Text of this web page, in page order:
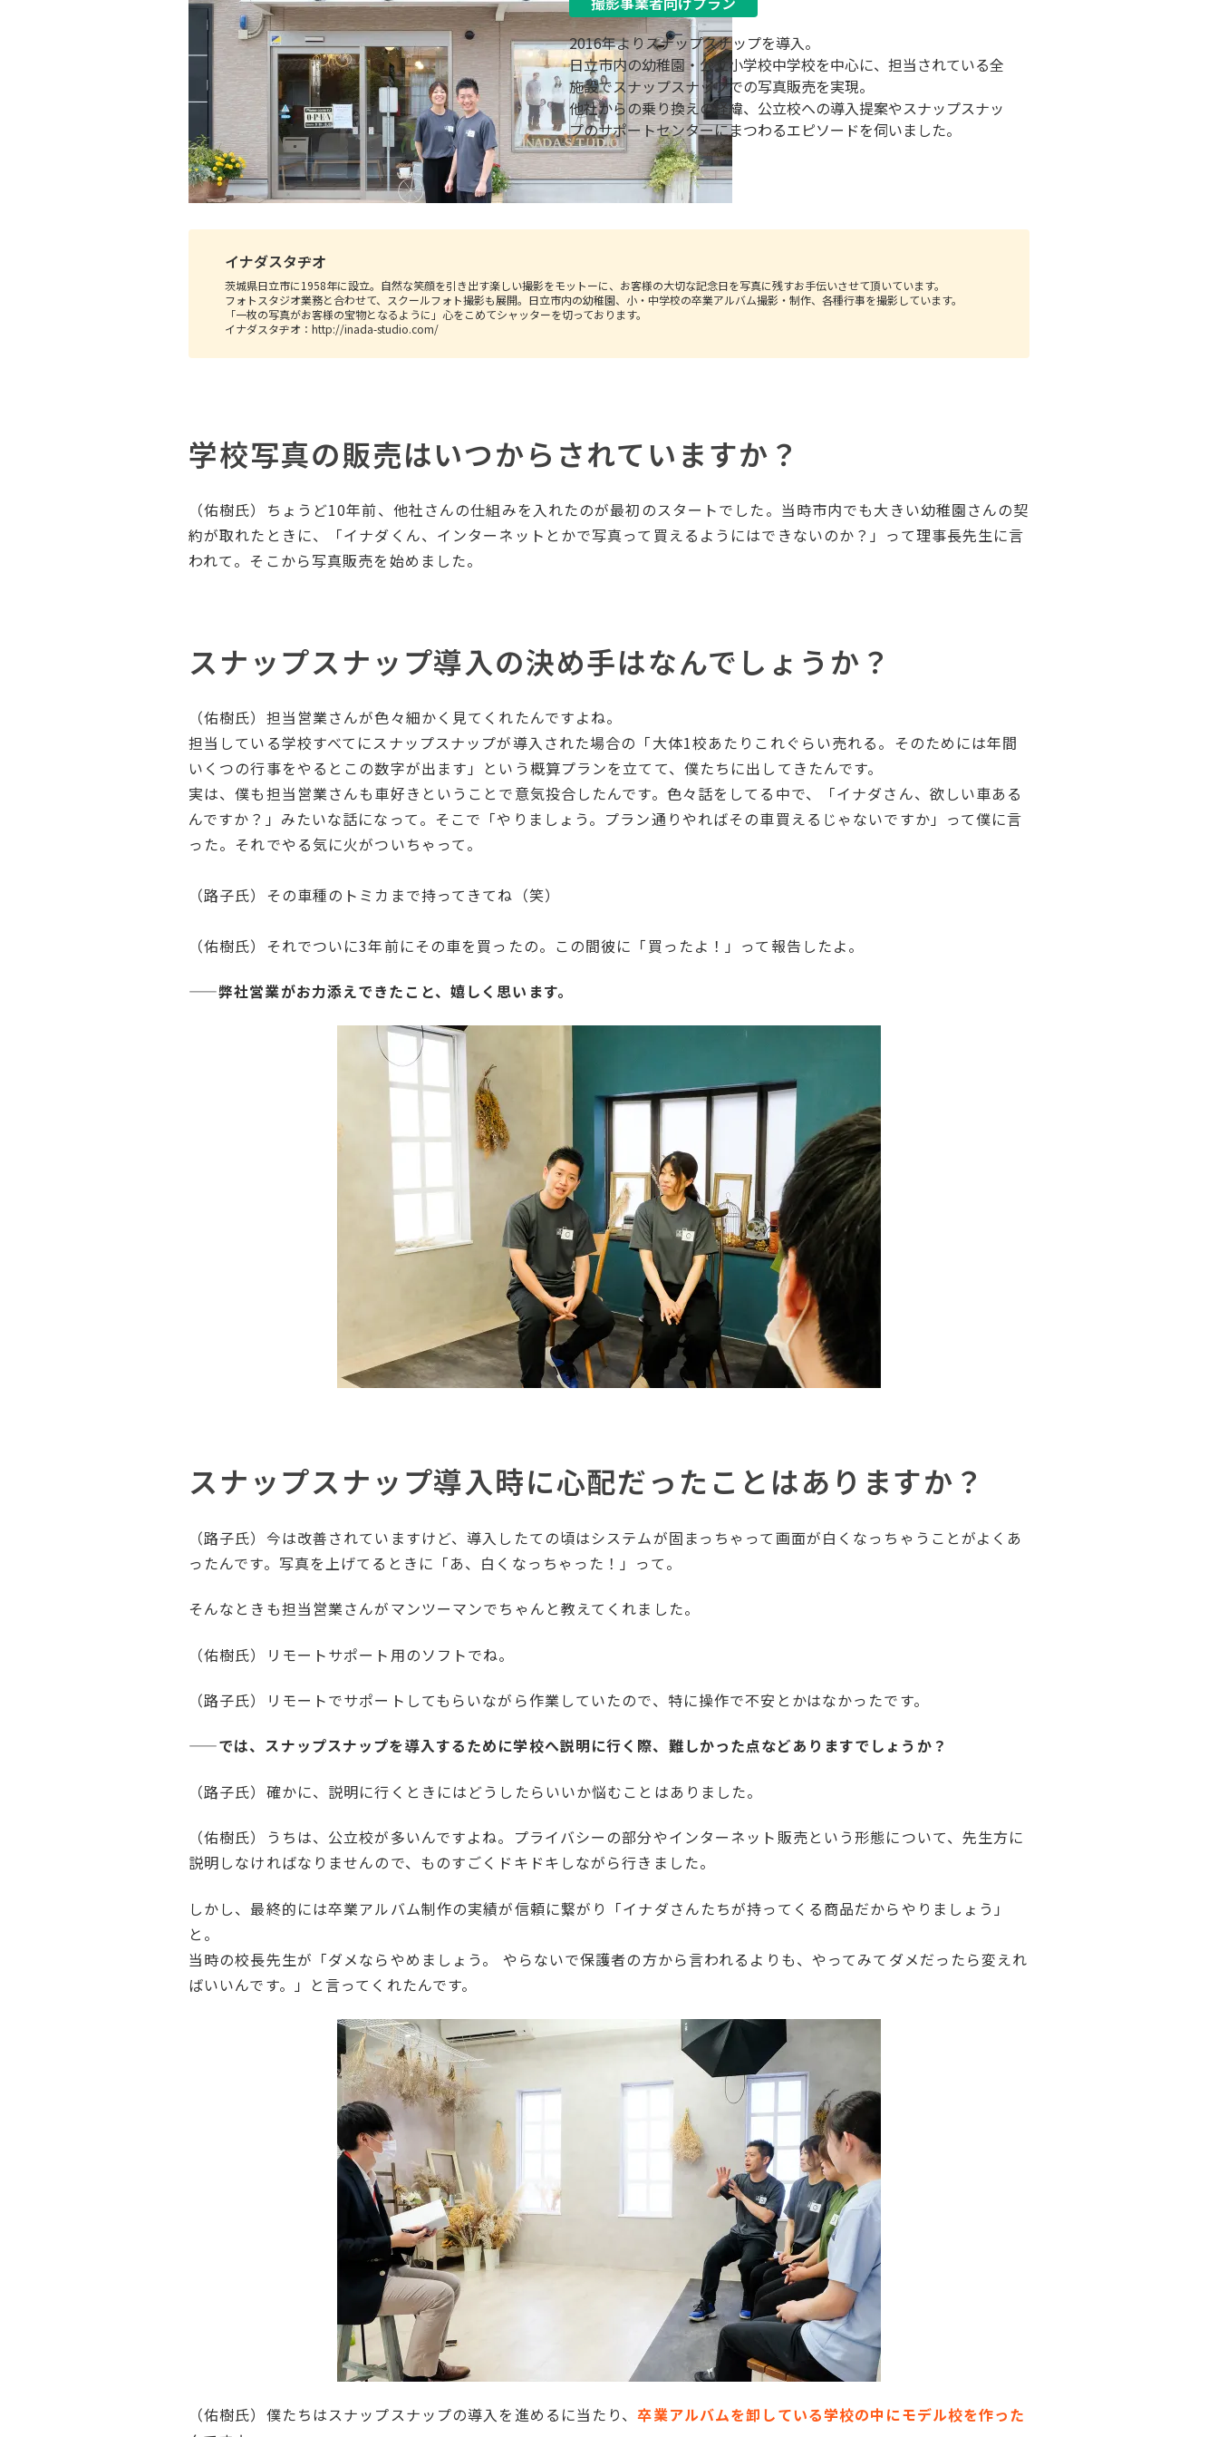
2016年よりスナップスナップを導入。
日立市内の幼稚園・公立小学校中学校を中心に、担当されている全
施設でスナップスナップでの写真販売を実現。
他社からの乗り換えの経緯、公立校への導入提案やスナップスナッ
プのサポートセンターにまつわるエピソードを伺いました。
イナダスタヂオ
茨城県日立市に1958年に設立。自然な笑顔を引き出す楽しい撮影をモットーに、お客様の大切な記念日を写真に残すお手伝いさせて頂いています。
フォトスタジオ業務と合わせて、スクールフォト撮影も展開。日立市内の幼稚園、小・中学校の卒業アルバム撮影・制作、各種行事を撮影しています。
「一枚の写真がお客様の宝物となるように」心をこめてシャッターを切っております。
イナダスタヂオ： http://inada-studio.com/
学校写真の販売はいつからされていますか？
（佑樹氏）ちょうど10年前、他社さんの仕組みを入れたのが最初のスタートでした。当時市内でも大きい幼稚園さんの契
約が取れたときに、「イナダくん、インターネットとかで写真って買えるようにはできないのか？」って理事長先生に言
われて。そこから写真販売を始めました。
スナップスナップ導入の決め手はなんでしょうか？
（佑樹氏）担当営業さんが色々細かく見てくれたんですよね。
担当している学校すべてにスナップスナップが導入された場合の「大体1校あたりこれぐらい売れる。そのためには年間
いくつの行事をやるとこの数字が出ます」という概算プランを立てて、僕たちに出してきたんです。
実は、僕も担当営業さんも車好きということで意気投合したんです。色々話をしてる中で、「イナダさん、欲しい車ある
んですか？」みたいな話になって。そこで「やりましょう。プラン通りやればその車買えるじゃないですか」って僕に言
った。それでやる気に火がついちゃって。
（路子氏）その車種のトミカまで持ってきてね（笑）
（佑樹氏）それでついに3年前にその車を買ったの。この間彼に「買ったよ！」って報告したよ。
——弊社営業がお力添えできたこと、嬉しく思います。
スナップスナップ導入時に心配だったことはありますか？
（路子氏）今は改善されていますけど、導入したての頃はシステムが固まっちゃって画面が白くなっちゃうことがよくあ
ったんです。写真を上げてるときに「あ、白くなっちゃった！」って。
そんなときも担当営業さんがマンツーマンでちゃんと教えてくれました。
（佑樹氏）リモートサポート用のソフトでね。
（路子氏）リモートでサポートしてもらいながら作業していたので、特に操作で不安とかはなかったです。
——では、スナップスナップを導入するために学校へ説明に行く際、難しかった点などありますでしょうか？
（路子氏）確かに、説明に行くときにはどうしたらいいか悩むことはありました。
（佑樹氏）うちは、公立校が多いんですよね。プライバシーの部分やインターネット販売という形態について、先生方に
説明しなければなりませんので、ものすごくドキドキしながら行きました。
しかし、最終的には卒業アルバム制作の実績が信頼に繋がり「イナダさんたちが持ってくる商品だからやりましょう」
と。
当時の校長先生が「ダメならやめましょう。 やらないで保護者の方から言われるよりも、やってみてダメだったら変えれ
ばいいんです。」と言ってくれたんです。
（佑樹氏）僕たちはスナップスナップの導入を進めるに当たり、卒業アルバムを卸している学校の中にモデル校を作った